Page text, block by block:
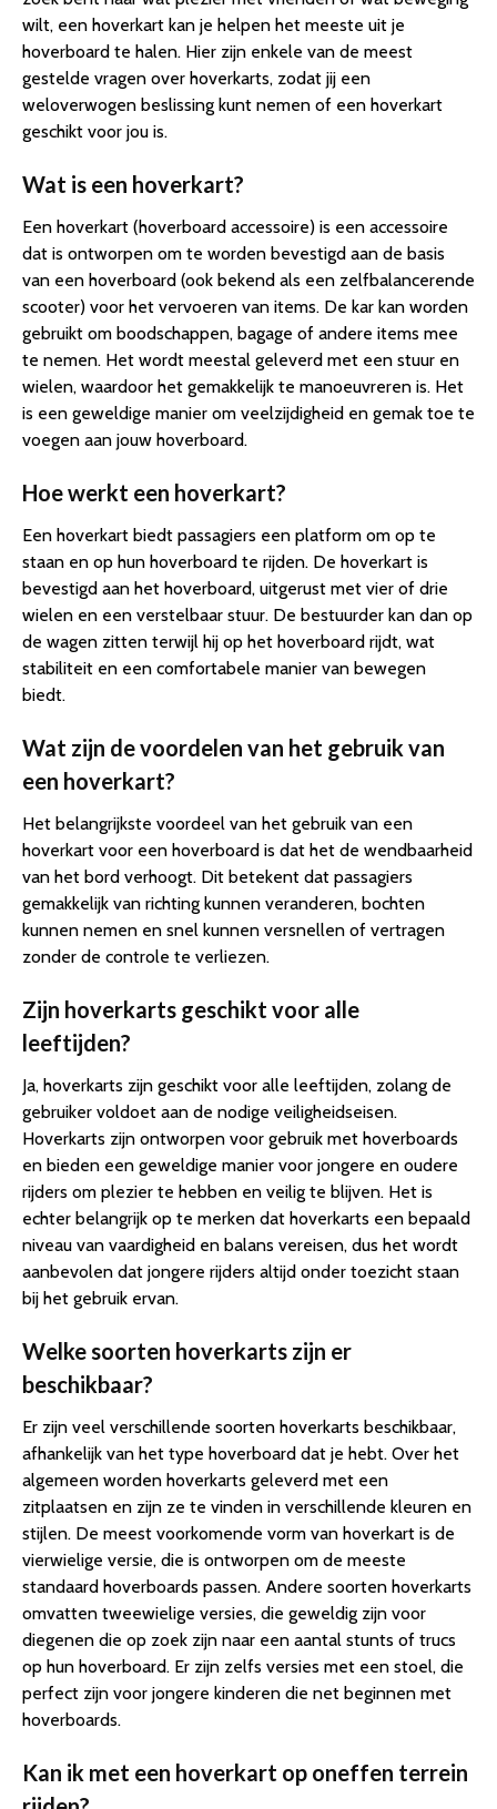
wilt, een hoverkart kan je helpen het meeste uit je
hoverboard te halen. Hier zijn enkele van de meest
gestelde vragen over hoverkarts, zodat jij een
weloverwogen beslissing kunt nemen of een hoverkart
geschikt voor jou is.
Wat is een hoverkart?
Een hoverkart (hoverboard accessoire) is een accessoire
dat is ontworpen om te worden bevestigd aan de basis
van een hoverboard (ook bekend als een zelfbalancerende
scooter) voor het vervoeren van items. De kar kan worden
gebruikt om boodschappen, bagage of andere items mee
te nemen. Het wordt meestal geleverd met een stuur en
wielen, waardoor het gemakkelijk te manoeuvreren is. Het
is een geweldige manier om veelzijdigheid en gemak toe te
voegen aan jouw hoverboard.
Hoe werkt een hoverkart?
Een hoverkart biedt passagiers een platform om op te
staan en op hun hoverboard te rijden. De hoverkart is
bevestigd aan het hoverboard, uitgerust met vier of drie
wielen en een verstelbaar stuur. De bestuurder kan dan op
de wagen zitten terwijl hij op het hoverboard rijdt, wat
stabiliteit en een comfortabele manier van bewegen
biedt.
Wat zijn de voordelen van het gebruik van
een hoverkart?
Het belangrijkste voordeel van het gebruik van een
hoverkart voor een hoverboard is dat het de wendbaarheid
van het bord verhoogt. Dit betekent dat passagiers
gemakkelijk van richting kunnen veranderen, bochten
kunnen nemen en snel kunnen versnellen of vertragen
zonder de controle te verliezen.
Zijn hoverkarts geschikt voor alle
leeftijden?
Ja, hoverkarts zijn geschikt voor alle leeftijden, zolang de
gebruiker voldoet aan de nodige veiligheidseisen.
Hoverkarts zijn ontworpen voor gebruik met hoverboards
en bieden een geweldige manier voor jongere en oudere
rijders om plezier te hebben en veilig te blijven. Het is
echter belangrijk op te merken dat hoverkarts een bepaald
niveau van vaardigheid en balans vereisen, dus het wordt
aanbevolen dat jongere rijders altijd onder toezicht staan
bij het gebruik ervan.
Welke soorten hoverkarts zijn er
beschikbaar?
Er zijn veel verschillende soorten hoverkarts beschikbaar,
afhankelijk van het type hoverboard dat je hebt. Over het
algemeen worden hoverkarts geleverd met een
zitplaatsen en zijn ze te vinden in verschillende kleuren en
stijlen. De meest voorkomende vorm van hoverkart is de
vierwielige versie, die is ontworpen om de meeste
standaard hoverboards passen. Andere soorten hoverkarts
omvatten tweewielige versies, die geweldig zijn voor
diegenen die op zoek zijn naar een aantal stunts of trucs
op hun hoverboard. Er zijn zelfs versies met een stoel, die
perfect zijn voor jongere kinderen die net beginnen met
hoverboards.
Kan ik met een hoverkart op oneffen terrein